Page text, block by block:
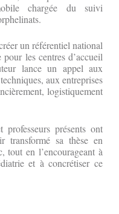
chargée du suivi
un référentiel national
les centres d’accueil
lance un appel aux
aux entreprises
logistiquement
professeurs présents ont
transformé sa thèse en
tout en l’encourageant à
et à concrétiser ce